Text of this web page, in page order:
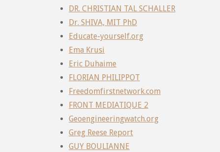
DR. CHRISTIAN TAL SCHALLER
Dr. SHIVA, MIT PhD
Educate-yourself.org
Ema Krusi
Eric Duhaime
FLORIAN PHILIPPOT
Freedomfirstnetwork.com
FRONT MEDIATIQUE 2
Geoengineeringwatch.org
Greg Reese Report
GUY BOULIANNE